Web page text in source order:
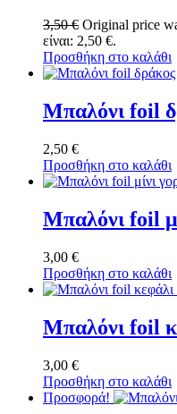
3,50€ Original price
είναι: 2,50 €.
Προσθήκη στο καλάθι
Μπαλόνι foil
2,50 €
Προσθήκη στο καλάθι
Μπαλόνι foil
3,00 €
Προσθήκη στο καλάθι
Μπαλόνι foil
3,00 €
Προσθήκη στο καλάθι
Προσφορά!